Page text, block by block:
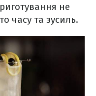
не
часу та зусиль.